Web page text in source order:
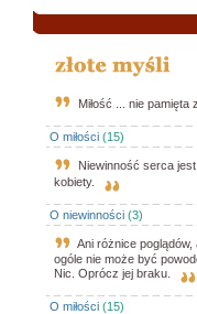
Miłość ... nie pamięta
O miłości (15)
Niewinność serca
kobiety.
O niewinności (3)
Ani różnice
ogóle nie może być
Nic. Oprócz jej braku.
O miłości (15)